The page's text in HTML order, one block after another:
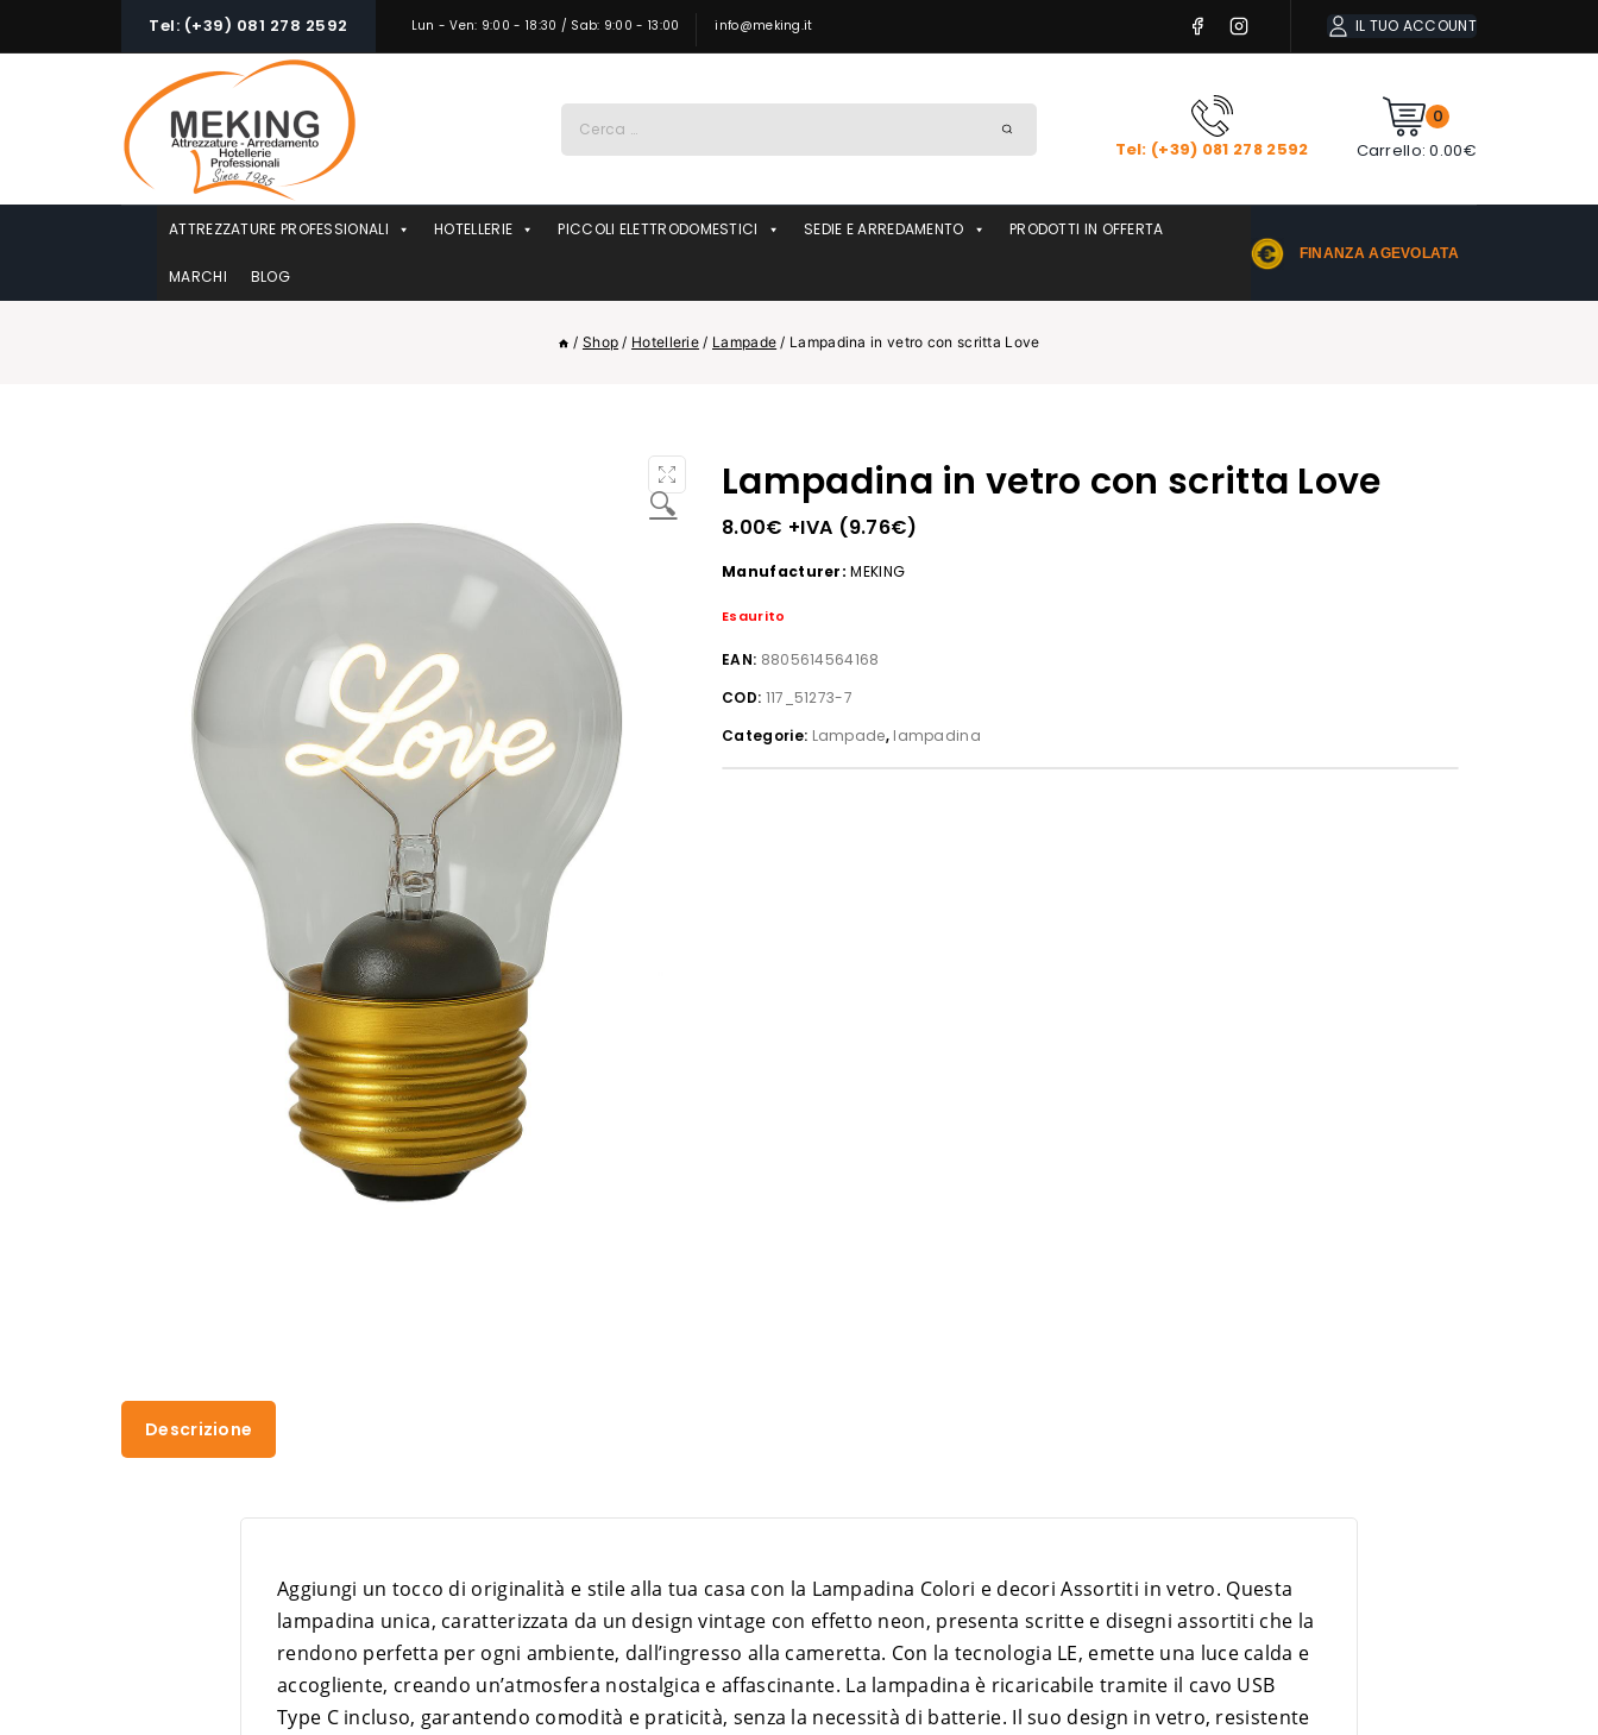
Tel: (+39) 081 278 2592 Lun - Ven: 9:00 - 18:30 / Sab: 9:00 - 13:00 info@meking.it IL TUO ACCOUNT
per:
Tel: (+39) 081 278 2592
0
Carrello: 0.00€
ATTREZZATURE PROFESSIONALI HOTELLERIE PICCOLI ELETTRODOMESTICI SEDIE E ARREDAMENTO PRODOTTI IN OFFERTA
MARCHI BLOG
FINANZA AGEVOLATA
/ Shop / Hotellerie / Lampade / Lampadina in vetro con scritta Love
🔍 Lampadina in vetro con scritta Love
8.00€ +IVA (9.76€)
Manufacturer: MEKING
Esaurito
EAN: 8805614564168
COD: 117_51273-7
Categorie: Lampade, lampadina
Descrizione
Aggiungi un tocco di originalità e stile alla tua casa con la Lampadina Colori e decori Assortiti in vetro. Questa
lampadina unica, caratterizzata da un design vintage con effetto neon, presenta scritte e disegni assortiti che la
rendono perfetta per ogni ambiente, dall’ingresso alla cameretta. Con la tecnologia LE, emette una luce calda e
accogliente, creando un’atmosfera nostalgica e affascinante. La lampadina è ricaricabile tramite il cavo USB
Type C incluso, garantendo comodità e praticità, senza la necessità di batterie. Il suo design in vetro, resistente